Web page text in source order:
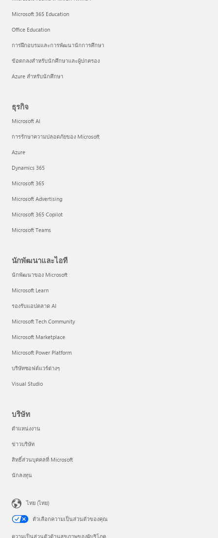
Microsoft 365 Education
Office Education
การฝึกอบรมและการพัฒนานักการศึกษา
ข้อตกลงสำหรับนักศึกษาและผู้ปกครอง
Azure สำหรับนักศึกษา
ธุรกิจ
Microsoft AI
การรักษาความปลอดภัยของ Microsoft
Azure
Dynamics 365
Microsoft 365
Microsoft Advertising
Microsoft 365 Copilot
Microsoft Teams
นักพัฒนาและไอที
นักพัฒนาของ Microsoft
Microsoft Learn
รองรับแอปตลาด AI
Microsoft Tech Community
Microsoft Marketplace
Microsoft Power Platform
บริษัทซอฟต์แวร์ต่างๆ
Visual Studio
บริษัท
ตำแหน่งงาน
ข่าวบริษัท
สิทธิ์ส่วนบุคคลที่ Microsoft
นักลงทุน
ไทย (ไทย)
ตัวเลือกความเป็นส่วนตัวของคุณ
ความเป็นส่วนตัวด้านสุขภาพของผู้บริโภค